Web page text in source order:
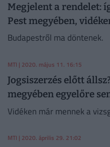
Megjelent a rendelet:
Pest megyében,
Budapestről ma döntenek.
MTI | 2020. május 11. 16:15
Jogsiszerzés előtt
megyében egyelőre
Vidéken már mennek a
MTI | 2020. április 29. 21:02